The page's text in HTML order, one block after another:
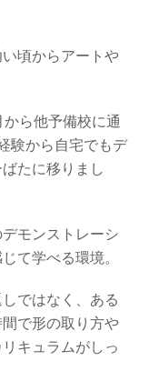
頃からアートや
ら他予備校に通
験から自宅でもデ
たに移りまし
モンストレーシ
て学べる環境。
ではなく、ある
で形の取り方や
キュラムがしっ